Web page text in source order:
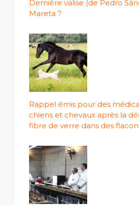
Dernière valise (de Pedro
Mareta ?
Rappel émis pour des
chiens et chevaux après la
fibre de verre dans des